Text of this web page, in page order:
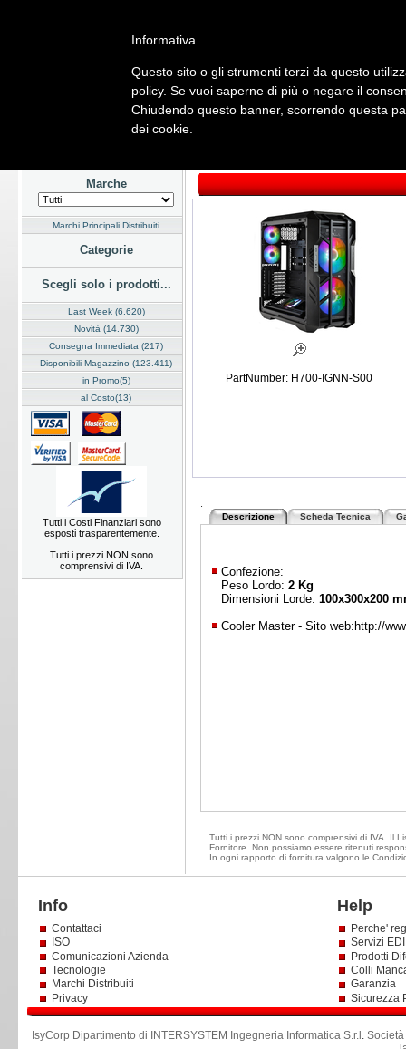
Marchi Dati Cliente Servizi Company
Software Fotografia Telefonia Audio Video
Marche
Marchi Principali Distribuiti
Categorie
Scegli solo i prodotti...
Last Week (6.620)
Novità (14.730)
Consegna Immediata (217)
Disponibili Magazzino (123.411)
in Promo(5)
al Costo(13)
Tutti i Costi Finanziari sono
esposti trasparentemente.
Tutti i prezzi NON sono
comprensivi di IVA.
PartNumber: H700-IGNN-S00
Descrizione Scheda Tecnica
Confezione:
Peso Lordo: 2 Kg
Dimensioni Lorde: 100x300x200
Cooler Master - Sito web: http://
Tutti i prezzi NON sono comprensivi di IVA. Il
Fornitore. Non possiamo essere ritenuti
In ogni rapporto di fornitura valgono le
Info Help
Contattaci
ISO
Comunicazioni Azienda
Tecnologie
Marchi Distribuiti
Privacy
Perche'
Servizi
Prodotti
Colli
Garanzia
Sicurezza
IsyCorp Dipartimento di INTERSYSTEM Ingegneria Informatica S.r.l .
Informativa
Questo sito o gli strumenti terzi da questo
policy. Se vuoi saperne di più o negare il
Chiudendo questo banner, scorrendo questa
dei cookie.